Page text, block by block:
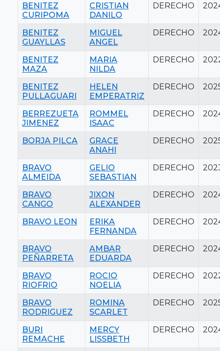
BENITEZ
CURIPOMA
CRISTIAN
DANILO
DERECHO
BENITEZ
GUAYLLAS
MIGUEL
ANGEL
DERECHO
BENITEZ
MAZA
MARIA
NILDA
DERECHO
BENITEZ
PULLAGUARI
HELEN
EMPERATRIZ
DERECHO
BERREZUETA
JIMENEZ
ROMMEL
ISAAC
DERECHO
BORJA PILCA
GRACE
ANAHI
DERECHO
BRAVO
ALMEIDA
GELIO
SEBASTIAN
DERECHO
BRAVO
CANGO
JIXON
ALEXANDER
DERECHO
BRAVO LEON
ERIKA
FERNANDA
DERECHO
BRAVO
PEÑARRETA
AMBAR
EDUARDA
DERECHO
BRAVO
RIOFRIO
ROCIO
NOELIA
DERECHO
BRAVO
RODRIGUEZ
ROMINA
SCARLET
DERECHO
BURI
REMACHE
MERCY
LISSBETH
DERECHO